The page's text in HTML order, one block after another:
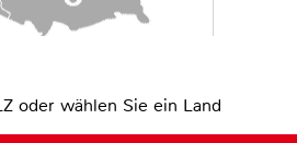
oder wählen Sie ein Land